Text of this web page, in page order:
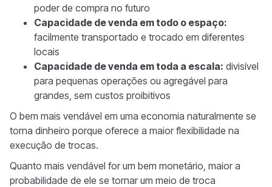
poder de compra no futuro
Capacidade de venda em todo o espaço:
facilmente transportado e trocado em diferentes
locais
Capacidade de venda em toda a escala: divisível
para pequenas operações ou agregável para
grandes, sem custos proibitivos
O bem mais vendável em uma economia naturalmente se
torna dinheiro porque oferece a maior flexibilidade na
execução de trocas.
Quanto mais vendável for um bem monetário, maior a
probabilidade de ele se tornar um meio de troca